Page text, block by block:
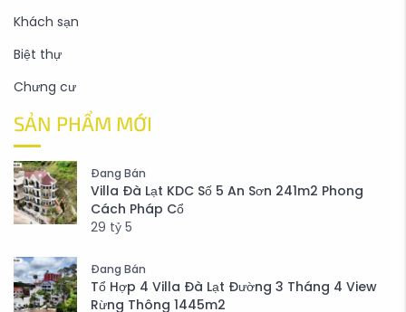
Khách sạn
Biệt thự
Chưng cư
SẢN PHẨM MỚI
Đang Bán
Villa Đà Lạt KDC Số 5 An Sơn 241m2 Phong
Cách Pháp Cổ
29 tỷ 5
Đang Bán
Tổ Hợp 4 Villa Đà Lạt Đường 3 Tháng 4 View
Rừng Thông 1445m2